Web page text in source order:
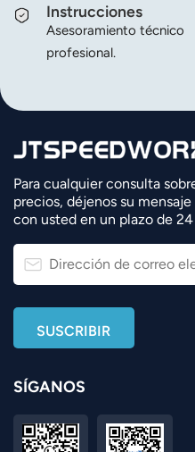
Instrucciones
Asesoramiento técnico
profesional.
Para cualquier consulta
precios, déjenos su
con usted en un plazo de 24
SÍGANOS